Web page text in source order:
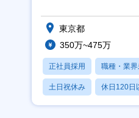
東京都
350万~475万
正社員採用 職種・業
土日祝休み 休日120日
産休・育休あり